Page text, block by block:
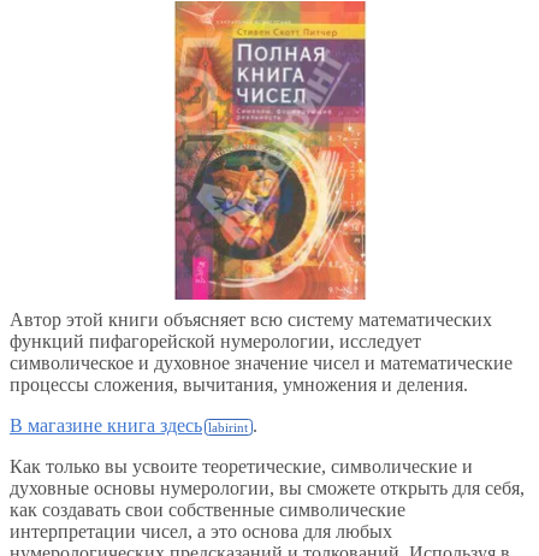
Автор этой книги объясняет всю систему математических
функций пифагорейской нумерологии, исследует
символическое и духовное значение чисел и математические
процессы сложения, вычитания, умножения и деления.
В магазине книга здесь
.
Как только вы усвоите теоретические, символические и
духовные основы нумерологии, вы сможете открыть для себя,
как создавать свои собственные символические
интерпретации чисел, а это основа для любых